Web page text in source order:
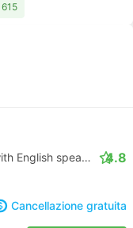
Daytrip private transfer with English speaking driver 4.8
Cancellazione gratuita